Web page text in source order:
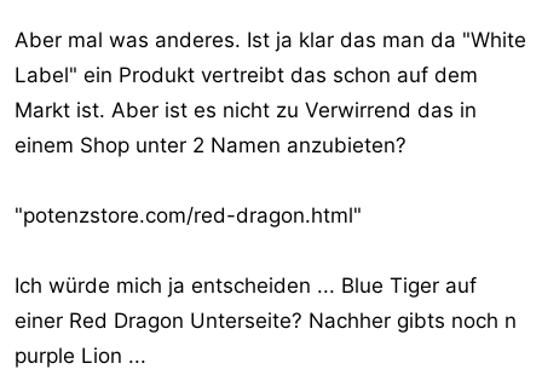
Aber mal was anderes. Ist ja klar das man da "White
Label" ein Produkt vertreibt das schon auf dem
Markt ist. Aber ist es nicht zu Verwirrend das in
einem Shop unter 2 Namen anzubieten?
"potenzstore.com/red-dragon.html"
Ich würde mich ja entscheiden ... Blue Tiger auf
einer Red Dragon Unterseite? Nachher gibts noch n
purple Lion ...